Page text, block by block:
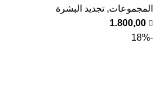
المجموعات, تجديد البشرة
1.800,00
-18%